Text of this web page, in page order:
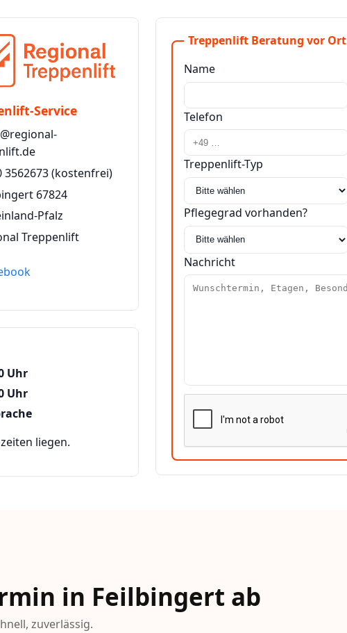
Service
3562673(kostenfrei)
67824
Pfalz
Treppenlift
Uhr
Uhr
liegen.
Treppenlift Beratung vor Ort
Name
Telefon
Treppenlift-Typ
Pflegegrad vorhanden?
Nachricht
in Feilbingert ab
zuverlässig.